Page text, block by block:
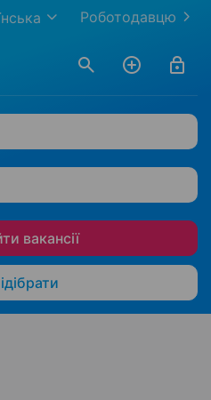
Роботодавцю
вакансії